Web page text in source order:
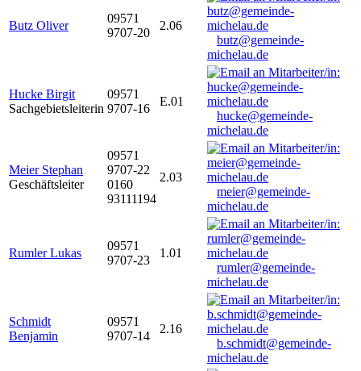
Butz Oliver
09571
9707-20
2.06
butz@gemeinde-
michelau.de
Hucke Birgit
Sachgebietsleiterin
09571
9707-16
E.01
hucke@gemeinde-
michelau.de
Meier Stephan
Geschäftsleiter
09571
9707-22
0160
93111194
2.03
meier@gemeinde-
michelau.de
Rumler Lukas
09571
9707-23
1.01
rumler@gemeinde-
michelau.de
Schmidt
Benjamin
09571
9707-14
2.16
b.schmidt@gemeinde-
michelau.de